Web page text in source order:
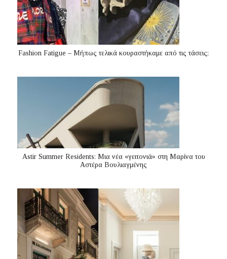
Fashion Fatigue – Μήπως τελικά κουραστήκαμε από τις τάσεις;
Astir Summer Residents: Μια νέα «γειτονιά» στη Μαρίνα του
Αστέρα Βουλιαγμένης